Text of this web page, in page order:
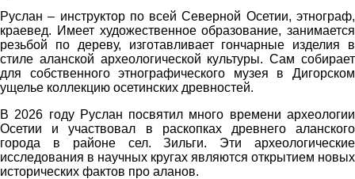
Руслан – инструктор по всей Северной Осетии, этнограф,
краевед. Имеет художественное образование, занимается
резьбой по дереву, изготавливает гончарные изделия в
стиле аланской археологической культуры. Сам собирает
для собственного этнографического музея в Дигорском
ущелье коллекцию осетинских древностей.
В 2026 году Руслан посвятил много времени археологии
Осетии и участвовал в раскопках древнего аланского
города в районе сел. Зильги. Эти археологические
исследования в научных кругах являются открытием новых
исторических фактов про аланов.